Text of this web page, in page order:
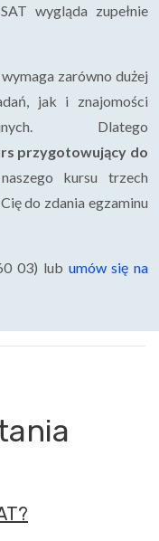
wygląda zupełnie
zarówno dużej
jak i znajomości
Dlatego
przygotowujący do
kursu trzech
do zdania egzaminu
03) lub umów się na